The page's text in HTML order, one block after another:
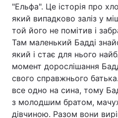
"Ельфа". Це історія про
який випадково заліз у
той його не помітив і
Там маленький Бадді
який і стає для нього
момент дорослішання
свого справжнього
все одно на сина, тому
з молодшим братом,
дівчиною. Разом вони